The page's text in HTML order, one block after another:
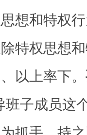
想和特权
特权思想
以上率下。
班子成员这